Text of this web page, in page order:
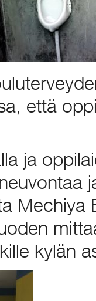
että
ja
Mechiya
kylän